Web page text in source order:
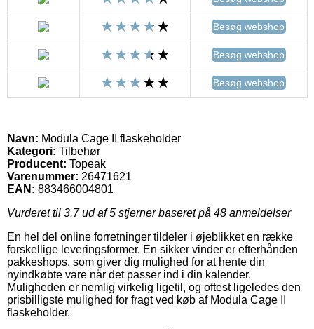
Besøg webshop
Besøg webshop
Besøg webshop
Navn: Modula Cage II flaskeholder
Kategori: Tilbehør
Producent: Topeak
Varenummer: 26471621
EAN: 883466004801
Vurderet til 3.7ud af 5 stjerner baseret på 48 anmeldelser
En hel del online forretninger tildeler i øjeblikket en række
forskellige leveringsformer. En sikker vinder er efterhånden
pakkeshops, som giver dig mulighed for at hente din
nyindkøbte vare når det passer ind i din kalender.
Muligheden er nemlig virkelig ligetil, og oftest ligeledes den
prisbilligste mulighed for fragt ved køb af Modula Cage II
flaskeholder.